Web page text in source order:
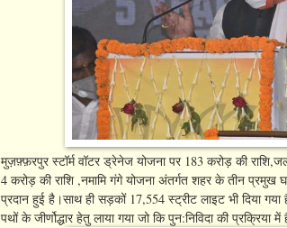
मुज़फ़्फ़रपुर स्टॉर्म वॉटर ड्रेनेज योजना पर 183 करोड़ की
4 करोड़ की राशि ,नमामि गंगे योजना अंतर्गत शहर के तीन प्रमुख
प्रदान हुई है।साथ ही सड़कों 17,554 स्ट्रीट लाइट भी दिया गया
पथों के जीर्णोद्धार हेतु लाया गया जो कि पुन:निविदा की प्रक्रिया में